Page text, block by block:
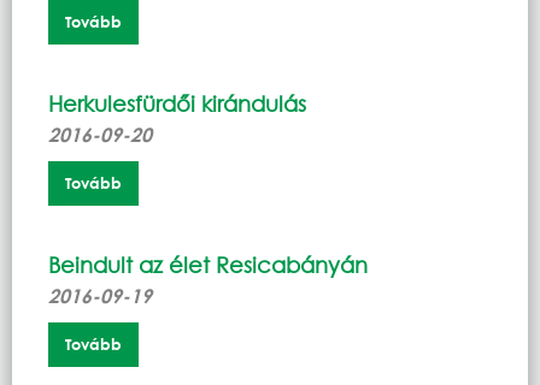
Tovább
Herkulesfürdői kirándulás
2016-09-20
Tovább
Beindult az élet Resicabányán
2016-09-19
Tovább